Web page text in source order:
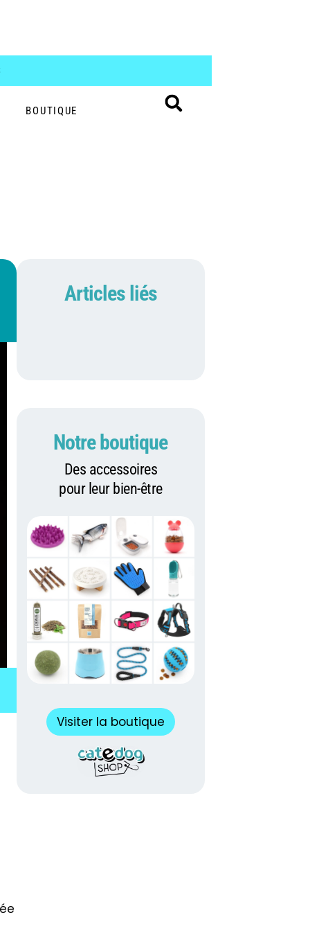
BOUTIQUE
Articles liés
Notre boutique
Des accessoires
pour leur bien-être
Visiter la boutique